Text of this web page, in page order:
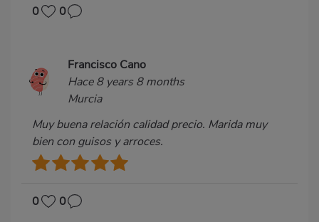
0 0
Francisco Cano
Hace 8 years 8 months
Murcia
Muy buena relación calidad precio. Marida muy
bien con guisos y arroces.
0 0